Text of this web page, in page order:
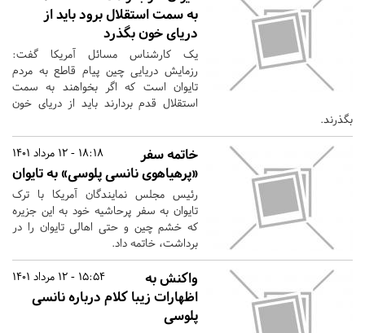
به سمت استقلال برود باید از
دریای خون بگذرد
یک کارشناس مسائل آمریکا گفت:
رزمایش دریایی چین پیام قاطع به مردم
تایوان است که اگر بخواهند به سمت
استقلال قدم بردارند باید از دریای خون
بگذرند.
18:18 - 12 مرداد 1401
خاتمه سفر
«پرهیاهوی نانسی پلوسی» به تایوان
رئیس مجلس نمایندگان آمریکا با ترک
تایوان به سفر پرحاشیه خود به این جزیره
که خشم چین و حتی اهالی تایوان را در
برداشت، خاتمه داد.
15:54 - 12 مرداد 1401
واکنش به
اظهارات زیبا کلام درباره نانسی
پلوسی